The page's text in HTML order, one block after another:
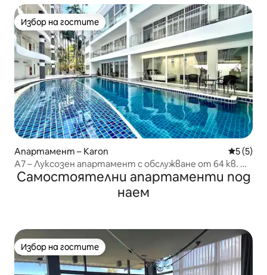
Избор на гостите
Избор на гостите
Апартамент – Karon Средна
5 (5)
A7 – Луксозен апартамент с обслужване от 64 кв. м
в Карон
Самостоятелни апартаменти под
наем
Избор на гостите
Избор на гостите